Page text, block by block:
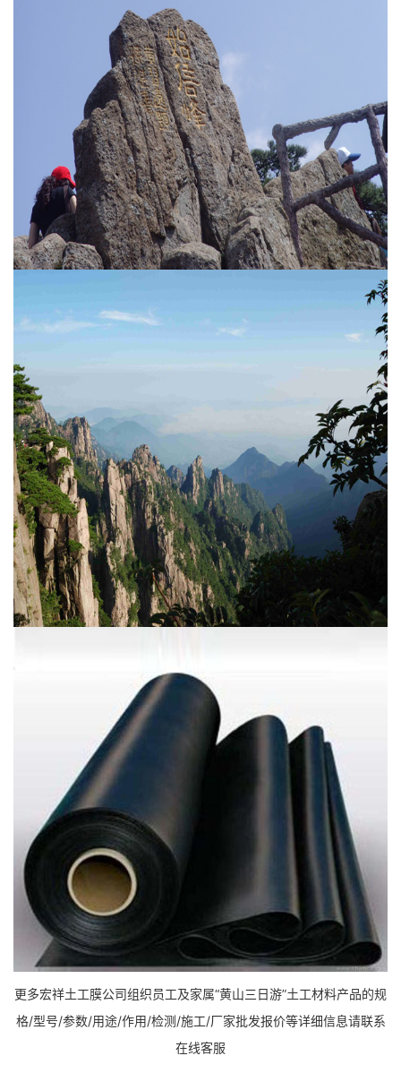
更多宏祥土工膜公司组织员工及家属“黄山三日游”土工材料产品的规
格/型号/参数/用途/作用/检测/施工/厂家批发报价等详细信息请联系
在线客服